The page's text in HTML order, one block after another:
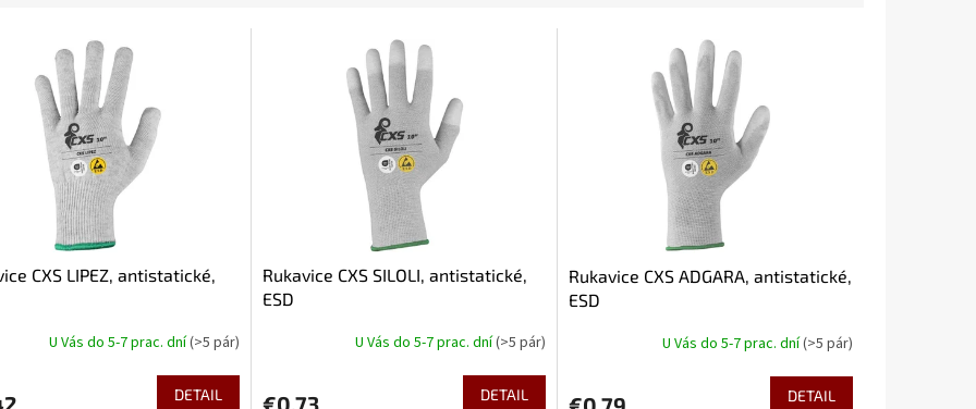
CXS LIPEZ, antistatické,
U Vás do 5-7 prac. dní(>5 pár)
DETAIL
Rukavice CXS SILOLI, antistatické,
ESD
U Vás do 5-7 prac. dní(>5 pár)
€0,73 DETAIL
Rukavice CXS ADGARA, antistatické,
ESD
U Vás do 5-7 prac. dní(>5 pár)
DETAIL